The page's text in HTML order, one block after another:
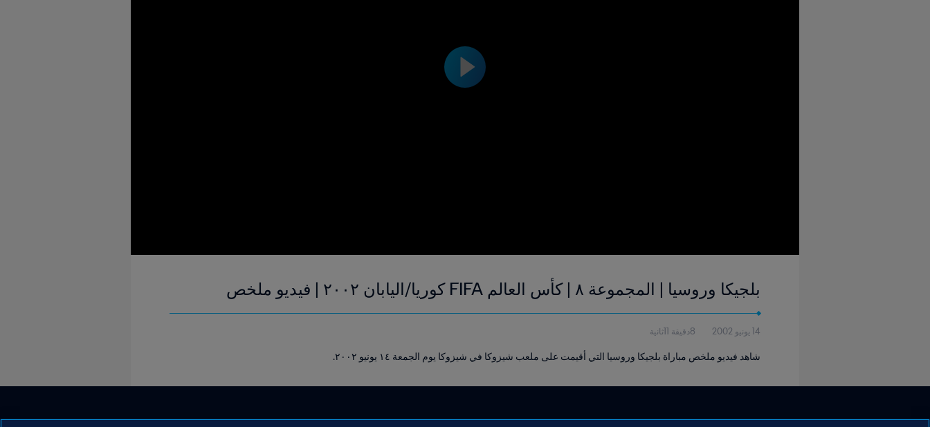
بلجيكا وروسيا | المجموعة ٨ | كأس العالم FIFA كوريا/اليابان ٢٠٠٢ | فيديو ملخص
14 يونيو 2002 8دقيقة 11ثانية
شاهد فيديو ملخص مباراة بلجيكا وروسيا التي أقيمت على ملعب شيزوكا في شيزوكا يوم الجمعة ١٤ يونيو ٢٠٠٢.